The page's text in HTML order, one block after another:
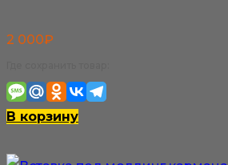
2 000₽
В корзину